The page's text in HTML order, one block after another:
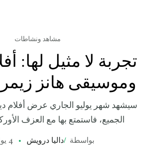
مشاهد ونشاطات
تجربة لا مثيل لها:
وموسيقى هانز زيمر
سيشهد شهر يوليو الجاري عرض أفلام
الجميع، فاستمتع بها مع العزف
بواسطة /داليا درويش 4 يوليو 25